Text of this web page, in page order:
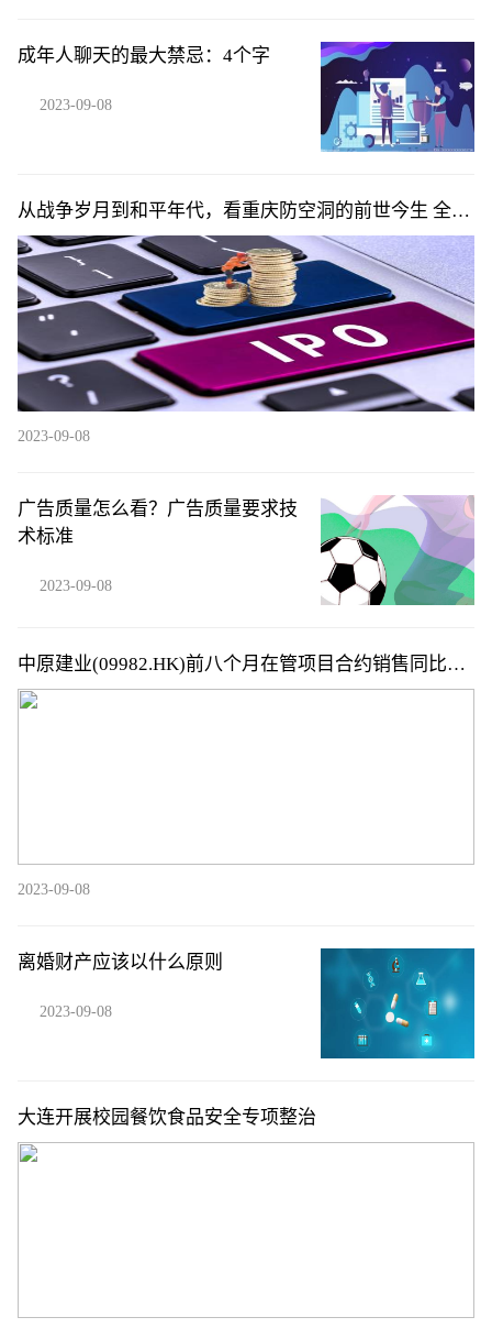
成年人聊天的最大禁忌：4个字
2023-09-08
从战争岁月到和平年代，看重庆防空洞的前世今生 全国
大学生网络文化节获奖作品展映
2023-09-08
广告质量怎么看？广告质量要求技
术标准
2023-09-08
中原建业(09982.HK)前八个月在管项目合约销售同比增
长19.3%
2023-09-08
离婚财产应该以什么原则
2023-09-08
大连开展校园餐饮食品安全专项整治